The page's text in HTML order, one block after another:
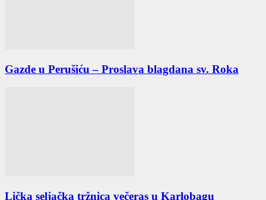
Gazde u Perušiću – Proslava blagdana sv. Roka
Lička seljačka tržnica večeras u Karlobagu